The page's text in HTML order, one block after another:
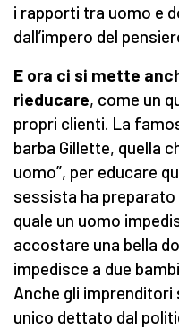
i rapporti tra uomo e
dall’impero del
E ora ci si mette
rieducare, come un
propri clienti. La
barba Gillette, quella
uomo”, per educare
sessista ha
quale un uomo
accostare una bella
impedisce a due
Anche gli imprenditori
unico dettato dal